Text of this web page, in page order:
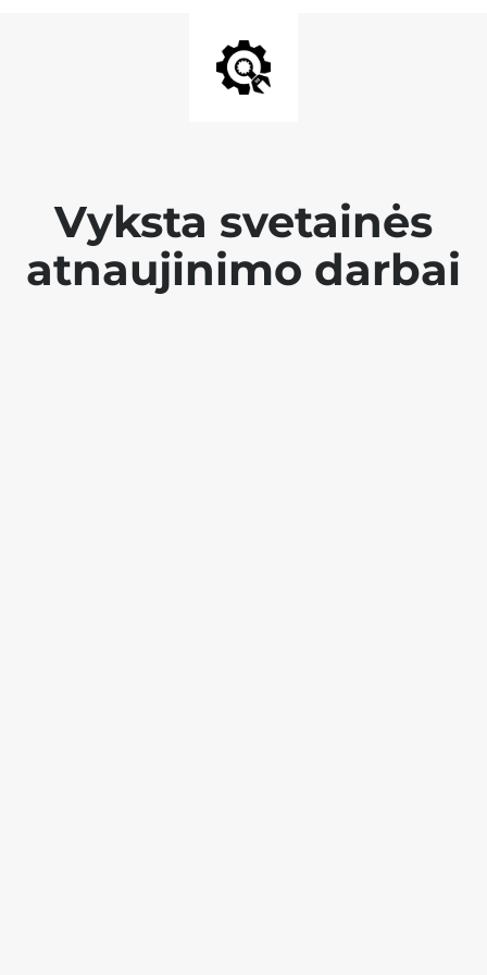
Vyksta svetainės
atnaujinimo darbai